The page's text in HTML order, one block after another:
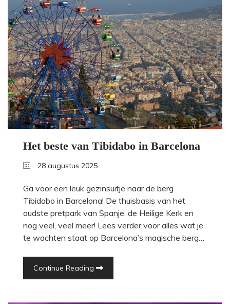
Het beste van Tibidabo in Barcelona
28 augustus 2025
Ga voor een leuk gezinsuitje naar de berg
Tibidabo in Barcelona! De thuisbasis van het
oudste pretpark van Spanje, de Heilige Kerk en
nog veel, veel meer! Lees verder voor alles wat je
te wachten staat op Barcelona’s magische berg…
Continue Reading